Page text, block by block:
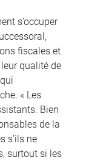
s’occuper
fiscales et
qualité de
« Les
Bien
de la
s’ils ne
surtout si les